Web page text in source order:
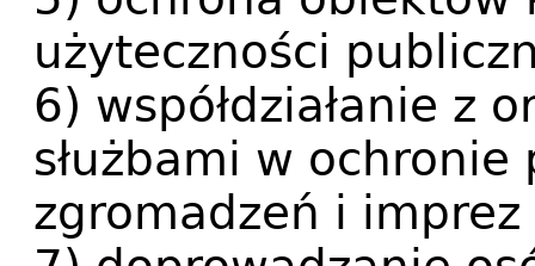
użyteczności
6) współdziałanie z
służbami w
zgromadzeń i